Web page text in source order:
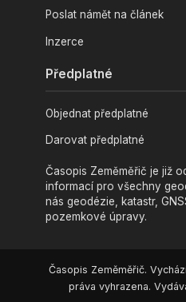
Poslat námět na článek
Inzerce
Předplatné
Objednat předplatné
Darovat předplatné
Časopis Zeměměřič je již
informací pro všechny
nás geodézie, katastr,
pozemkové úpravy.
Časopis Zeměměřič.
práva vyhrazena.